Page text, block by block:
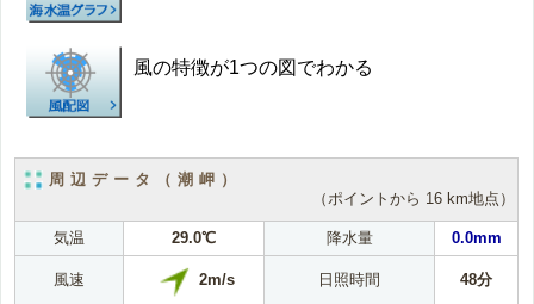
風の特徴が1つの図でわかる
周辺データ（潮岬）
（ポイントから 16 km地点）
気温 29.0℃ 降水量 0.0mm
風速 2m/s 日照時間 48分